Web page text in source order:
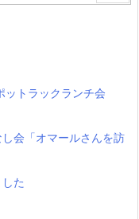
ットラックランチ会
会「オマールさんを訪
た